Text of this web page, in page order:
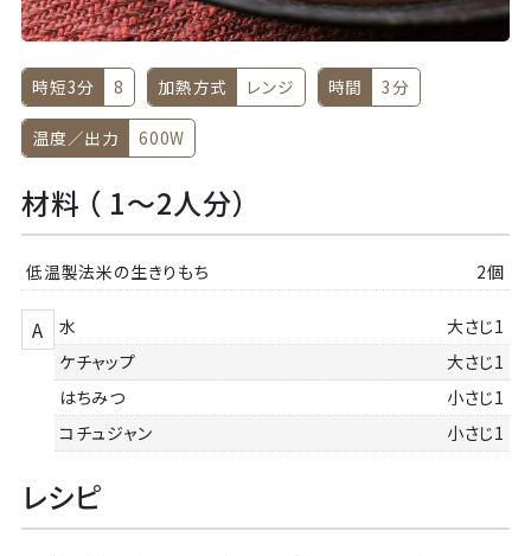
時短3分 8 加熱方式 レンジ 時間 3分
温度／出力 600W
材料 （ 1～2人分）
低温製法米の生きりもち 2個
A 水
大さじ1
ケチャップ
大さじ1
はちみつ
小さじ1
コチュジャン
小さじ1
レシピ